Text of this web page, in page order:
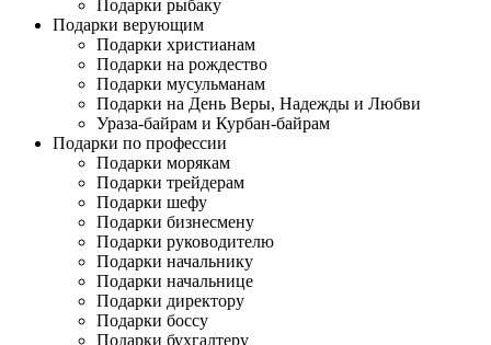
Подарки рыбаку
Подарки верующим
Подарки христианам
Подарки на рождество
Подарки мусульманам
Подарки на День Веры, Надежды и Любви
Ураза-байрам и Курбан-байрам
Подарки по профессии
Подарки морякам
Подарки трейдерам
Подарки шефу
Подарки бизнесмену
Подарки руководителю
Подарки начальнику
Подарки начальнице
Подарки директору
Подарки боссу
Подарки бухгалтеру